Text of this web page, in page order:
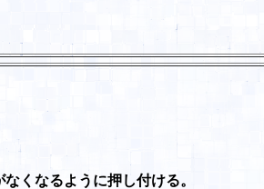
くなるように押し付ける。